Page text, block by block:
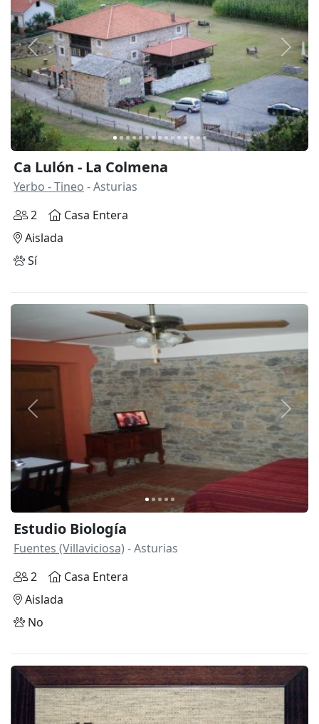
Anterior
Ca Lulón - La Colmena
Yerbo - Tineo - Asturias
2
Casa Entera
Aislada
Sí
Anterior
Estudio Biología
Fuentes (Villaviciosa) - Asturias
2
Casa Entera
Aislada
No